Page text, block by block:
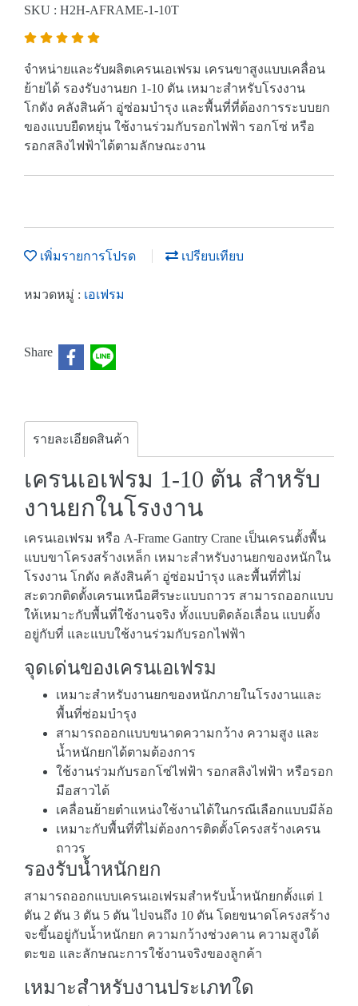
SKU : H2H-AFRAME-1-10T
จำหน่ายและรับผลิตเครนเอเฟรม เครนขาสูงแบบเคลื่อน
ย้ายได้ รองรับงานยก 1-10 ตัน เหมาะสำหรับโรงงาน
โกดัง คลังสินค้า อู่ซ่อมบำรุง และพื้นที่ที่ต้องการระบบยก
ของแบบยืดหยุ่น ใช้งานร่วมกับรอกไฟฟ้า รอกโซ่ หรือ
รอกสลิงไฟฟ้าได้ตามลักษณะงาน
เพิ่มรายการโปรด เปรียบเทียบ
หมวดหมู่ : เอเฟรม
Share
รายละเอียดสินค้า
เครนเอเฟรม 1-10 ตัน สำหรับ
งานยกในโรงงาน
เครนเอเฟรม หรือ A-Frame Gantry Crane เป็นเครนตั้งพื้น
แบบขาโครงสร้างเหล็ก เหมาะสำหรับงานยกของหนักใน
โรงงาน โกดัง คลังสินค้า อู่ซ่อมบำรุง และพื้นที่ที่ไม่
สะดวกติดตั้งเครนเหนือศีรษะแบบถาวร สามารถออกแบบ
ให้เหมาะกับพื้นที่ใช้งานจริง ทั้งแบบติดล้อเลื่อน แบบตั้ง
อยู่กับที่ และแบบใช้งานร่วมกับรอกไฟฟ้า
จุดเด่นของเครนเอเฟรม
เหมาะสำหรับงานยกของหนักภายในโรงงานและ
พื้นที่ซ่อมบำรุง
สามารถออกแบบขนาดความกว้าง ความสูง และ
น้ำหนักยกได้ตามต้องการ
ใช้งานร่วมกับรอกโซ่ไฟฟ้า รอกสลิงไฟฟ้า หรือรอก
มือสาวได้
เคลื่อนย้ายตำแหน่งใช้งานได้ในกรณีเลือกแบบมีล้อ
เหมาะกับพื้นที่ที่ไม่ต้องการติดตั้งโครงสร้างเครน
ถาวร
รองรับน้ำหนักยก
สามารถออกแบบเครนเอเฟรมสำหรับน้ำหนักยกตั้งแต่ 1
ตัน 2 ตัน 3 ตัน 5 ตัน ไปจนถึง 10 ตัน โดยขนาดโครงสร้าง
จะขึ้นอยู่กับน้ำหนักยก ความกว้างช่วงคาน ความสูงใต้
ตะขอ และลักษณะการใช้งานจริงของลูกค้า
เหมาะสำหรับงานประเภทใด